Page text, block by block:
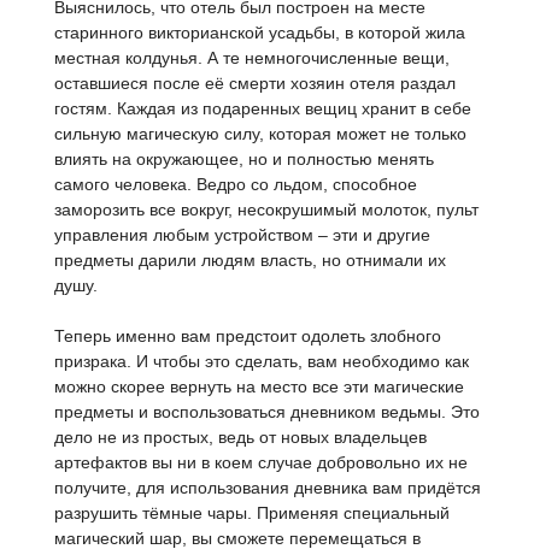
Выяснилось, что отель был построен на месте
старинного викторианской усадьбы, в которой жила
местная колдунья. А те немногочисленные вещи,
оставшиеся после её смерти хозяин отеля раздал
гостям. Каждая из подаренных вещиц хранит в себе
сильную магическую силу, которая может не только
влиять на окружающее, но и полностью менять
самого человека. Ведро со льдом, способное
заморозить все вокруг, несокрушимый молоток, пульт
управления любым устройством – эти и другие
предметы дарили людям власть, но отнимали их
душу.
Теперь именно вам предстоит одолеть злобного
призрака. И чтобы это сделать, вам необходимо как
можно скорее вернуть на место все эти магические
предметы и воспользоваться дневником ведьмы. Это
дело не из простых, ведь от новых владельцев
артефактов вы ни в коем случае добровольно их не
получите, для использования дневника вам придётся
разрушить тёмные чары. Применяя специальный
магический шар, вы сможете перемещаться в